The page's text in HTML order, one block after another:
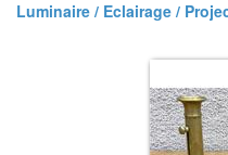
Luminaire / Eclairage /